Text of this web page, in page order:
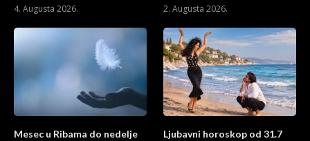
4. Augusta 2026.
2. Augusta 2026.
Mesec u Ribama do nedelje
Ljubavni horoskop od 31.7